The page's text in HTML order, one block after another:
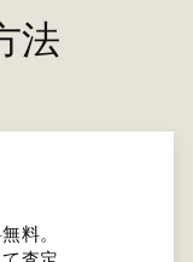
法
料。